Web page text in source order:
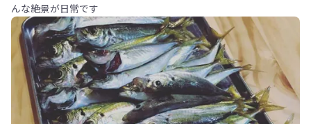
んな絶景が日常です